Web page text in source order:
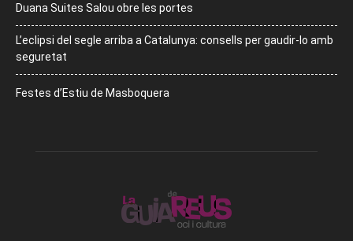
Duana Suites Salou obre les portes
L’eclipsi del segle arriba a Catalunya: consells per gaudir-lo amb
seguretat
Festes d’Estiu de Masboquera